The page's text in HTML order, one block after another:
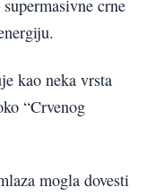
crne
kao neka vrsta
“Crvenog
mogla dovesti